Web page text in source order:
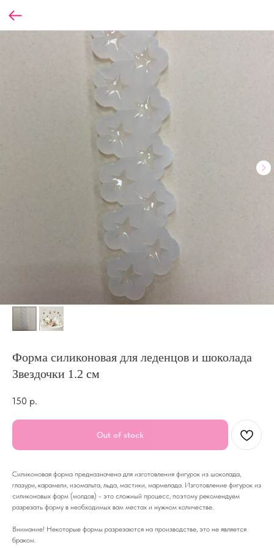
Форма силиконовая для леденцов и шоколада
Звездочки 1.2 см
150 р.
Out of stock
Силиконовая форма предназначена для изготовления фигурок из шоколада,
глазури, карамели, изомальта, льда, мастики, мармелада. Изготовление фигурок из
силиконовых форм (молдов) - это сложный процесс, поэтому рекомендуем
разрезать форму в необходимых вам местах и нужном количестве.
Внимание! Некоторые формы разрезаются на производстве, это не является
браком.